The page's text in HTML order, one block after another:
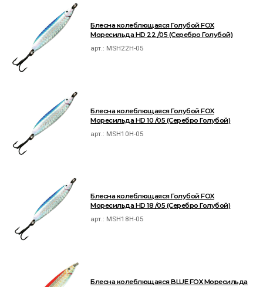
Блесна колеблющаяся Голубой FOX
Моресильда HD 22 /05 (Серебро Голубой)
арт.: MSH22H-05
Блесна колеблющаяся Голубой FOX
Моресильда HD 10 /05 (Серебро Голубой)
арт.: MSH10H-05
Блесна колеблющаяся Голубой FOX
Моресильда HD 18 /05 (Серебро Голубой)
арт.: MSH18H-05
Блесна колеблющаяся BLUE FOX Моресильда